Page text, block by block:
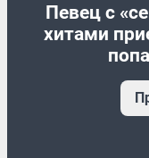
Певец с
хитами